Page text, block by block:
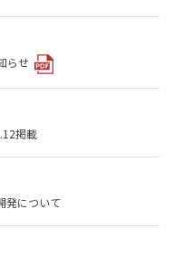
らせ
掲載
発について